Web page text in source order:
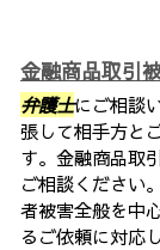
金融商品取引
弁護士にご相談
張して相手方と
す。金融商品取
ご相談ください。
者被害全般を中
るご依頼に対応